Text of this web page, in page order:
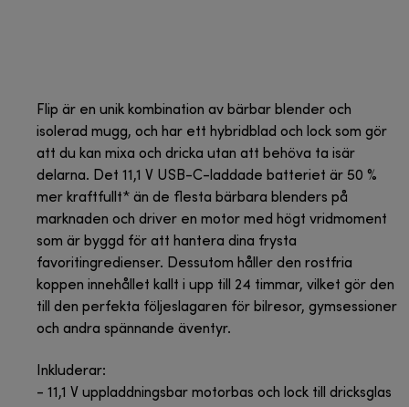
Flip är en unik kombination av bärbar blender och
isolerad mugg, och har ett hybridblad och lock som gör
att du kan mixa och dricka utan att behöva ta isär
delarna. Det 11,1 V USB-C-laddade batteriet är 50 %
mer kraftfullt* än de flesta bärbara blenders på
marknaden och driver en motor med högt vridmoment
som är byggd för att hantera dina frysta
favoritingredienser. Dessutom håller den rostfria
koppen innehållet kallt i upp till 24 timmar, vilket gör den
till den perfekta följeslagaren för bilresor, gymsessioner
och andra spännande äventyr.
Inkluderar:
- 11,1 V uppladdningsbar motorbas och lock till dricksglas